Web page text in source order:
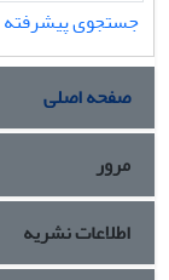
جستجوی پیشرفته
صفحه اصلی
مرور
اطلاعات نشریه